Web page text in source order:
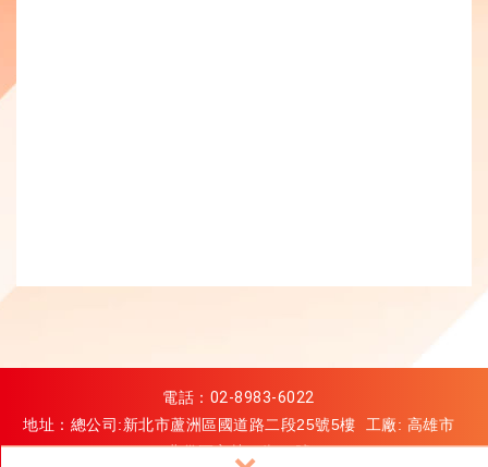
電話： 02-8983-6022
地址：總公司:新北市蘆洲區國道路二段25號5樓 工廠: 高雄市
燕巢區安林二街68號